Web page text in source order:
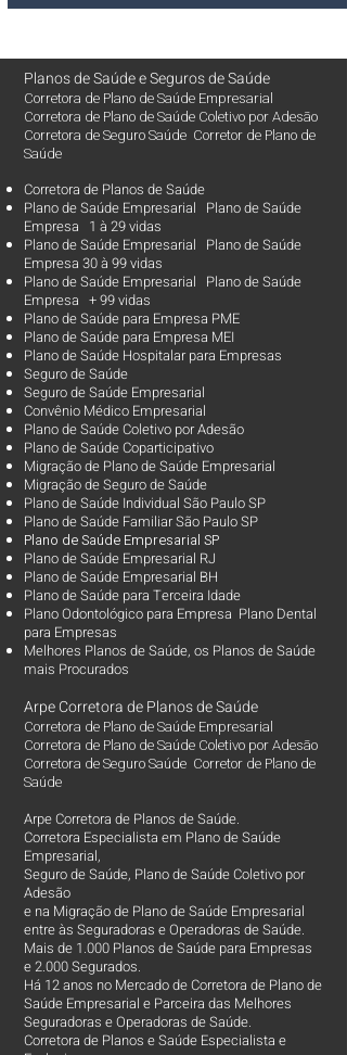
Planos de SaúdeeSeguros de Saúde
Corretora de Plano de Saúde Empresarial
Corretora de Plano de Saúde Coletivo por Adesão
Corretora de Seguro Saúde Corretor de Plano de
Saúde
Corretora de Planos de Saúde
Plano de Saúde Empresarial Plano de Saúde
Empresa 1 à 29 vidas
Plano de Saúde Empresarial Plano de Saúde
Empresa 30 à 99 vidas ​
Plano de Saúde Empresarial Plano de Saúde
Empresa + 99 vidas
Plano de Saúde para Empresa PME
Plano de Saúde para Empresa MEI
Plano de Saúde Hospitalar para Empresas
Seguro de Saúde
Seguro de Saúde Empresarial
Convênio Médico Empresarial
Plano de Saúde Coletivo por Adesão
Plano de Saúde Coparticipativo
Migração de Plano de Saúde Empresarial
Migração de Seguro de Saúde
Plano de Saúde Individual São Paulo SP
Plano de Saúde Familiar São Paulo SP
Plano de Saúde Empresarial SP
Plano de Saúde Empresarial RJ
Plano de Saúde Empresarial BH
Plano de Saúde para Terceira Idade
Plano Odontológico para Empresa Plano Dental
para Empresas
Melhores Planos de Saúde, os Planos de Saúde
mais Procurados​
Arpe Corretora de Planos de Saúde
Corretora de Plano de Saúde Empresarial
Corretora de Plano de Saúde Coletivo por Adesão
Corretora de Seguro Saúde Corretor de Plano de
Saúde
Arpe Corretora de Planos de Saúde.
Corretora Especialista em Plano de Saúde
Empresarial,
Seguro de Saúde, Plano de Saúde Coletivo por
Adesão
e na Migração de Plano de Saúde Empresarial
entre às Seguradoras e Operadoras de Saúde.
Mais de 1.000 Planos de Saúde para Empresas
e 2.000 Segurados.
Há 12 anos no Mercado de Corretora de Plano de
Saúde Empresarial e Parceira das Melhores
Seguradoras e Operadoras de Saúde.
Corretora de Planos e Saúde Especialista e